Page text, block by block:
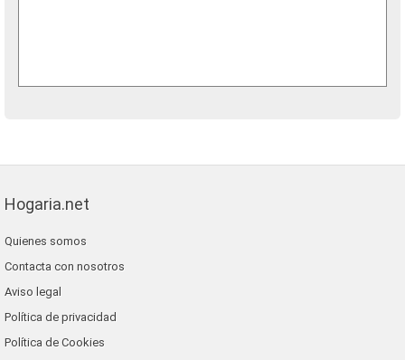
Hogaria.net
Quienes somos
Contacta con nosotros
Aviso legal
Política de privacidad
Política de Cookies